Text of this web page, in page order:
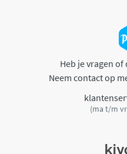
Heb je vragen
Neem contact op
(ma t/m vr